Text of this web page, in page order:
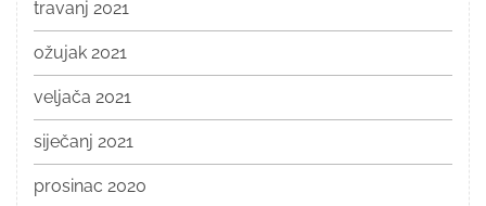
travanj 2021
ožujak 2021
veljača 2021
siječanj 2021
prosinac 2020